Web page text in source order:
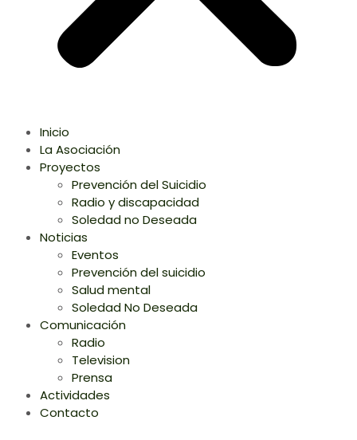
Inicio
La Asociación
Proyectos
Prevención del Suicidio
Radio y discapacidad
Soledad no Deseada
Noticias
Eventos
Prevención del suicidio
Salud mental
Soledad No Deseada
Comunicación
Radio
Television
Prensa
Actividades
Contacto